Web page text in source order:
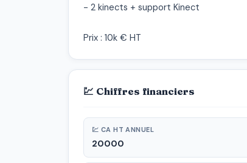
- 2 kinects + support Kinect
Prix : 10k € HT
💹 Chiffres financiers
💹 CA HT ANNUEL
20000